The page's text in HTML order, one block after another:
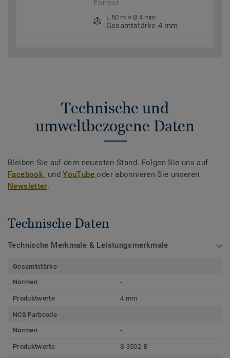
Format
L 50 m × Ø 4 mm
Gesamtstärke 4 mm
Technische und
umweltbezogene Daten
Bleiben Sie auf dem neuesten Stand. Folgen Sie uns auf
Facebook undYouTubeoder abonnieren Sie unseren
Newsletter.
Technische Daten
Technische Merkmale & Leistungsmerkmale
Gesamtstärke
Normen
-
Produktwerte 4 mm
NCS Farbcode
Normen
-
Produktwerte S 3502-B